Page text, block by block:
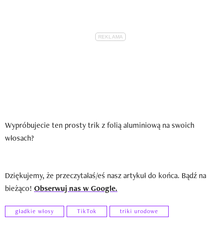
Wypróbujecie ten prosty trik z folią aluminiową na swoich
włosach?
Dziękujemy, że przeczytałaś/eś nasz artykuł do końca. Bądź na
bieżąco! Obserwuj nas w Google.
gładkie włosy TikTok triki urodowe